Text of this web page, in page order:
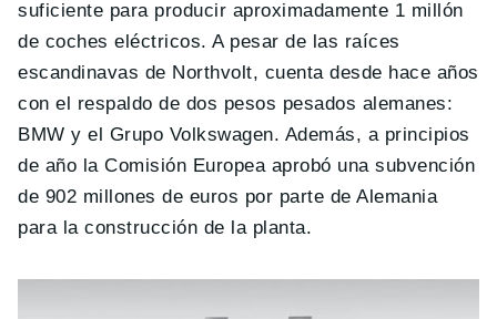
suficiente para producir aproximadamente 1 millón
de coches eléctricos. A pesar de las raíces
escandinavas de Northvolt, cuenta desde hace años
con el respaldo de dos pesos pesados alemanes:
BMW y el Grupo Volkswagen. Además, a principios
de año la Comisión Europea aprobó una subvención
de 902 millones de euros por parte de Alemania
para la construcción de la planta.